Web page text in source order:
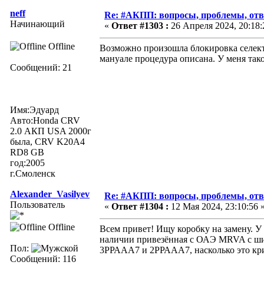
neff
Начинающий
Offline
Сообщений: 21
Имя:Эдуард
Авто:Honda СRV
2.0 АКП USA 2000г
была, CRV K20A4
RD8 GB
год:2005
г.Смоленск
Re: #АКПП: вопросы, проблемы,
« Ответ #1303 : 26 Апреля 2024,
Возможно произошла блокировка
мануале процедура описана. У меня
Alexander_Vasilyev
Пользователь
Offline
Пол:
Сообщений: 116
Re: #АКПП: вопросы, проблемы,
« Ответ #1304 : 12 Мая 2024, 23:10:56
Всем привет! Ищу коробку на замену.
наличии привезённая с ОАЭ MRVA с
3РРААА7 и 2РРААА7, насколько это